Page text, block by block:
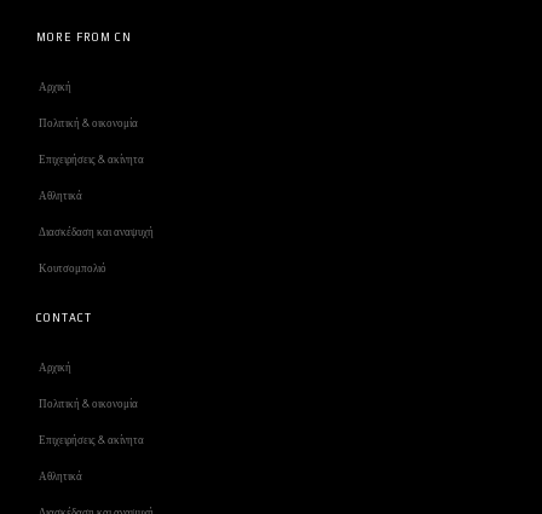
MORE FROM CN
Αρχική
Πολιτική & οικονομία
Επιχειρήσεις & ακίνητα
Αθλητικά
Διασκέδαση και αναψυχή
Κουτσομπολιό
CONTACT
Αρχική
Πολιτική & οικονομία
Επιχειρήσεις & ακίνητα
Αθλητικά